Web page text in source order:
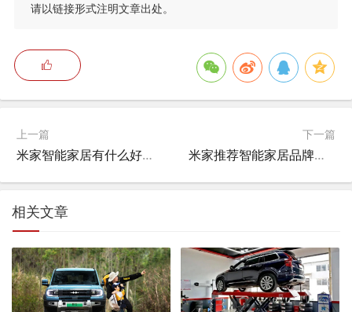
请以链接形式注明文章出处。
上一篇
米家智能家居有什么好处和坏处,小米手机用米家有什么优势？
下一篇
米家推荐智能家居品牌吗知乎,米家智能家居耗电吗？
相关文章